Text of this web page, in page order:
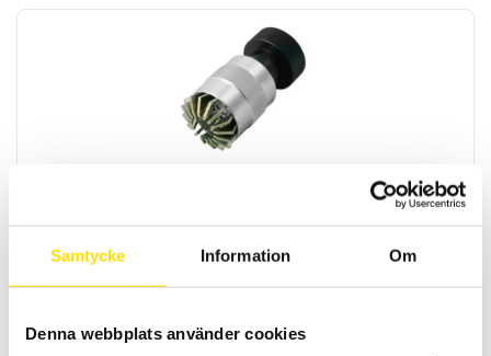
Samtycke Information Om
Denna webbplats använder cookies
Fixtur för dragtest av objekt med oregelbunden form och med
kapacitet upp till 500 N